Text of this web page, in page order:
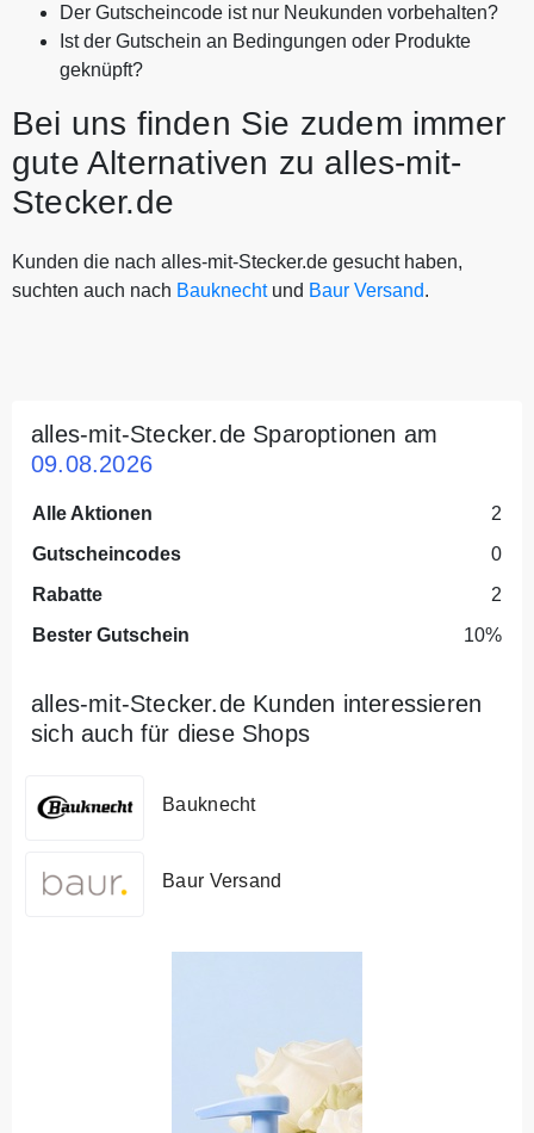
Der Gutscheincode ist nur Neukunden vorbehalten?
Ist der Gutschein an Bedingungen oder Produkte
geknüpft?
Bei uns finden Sie zudem immer
gute Alternativen zu alles-mit-
Stecker.de
Kunden die nach alles-mit-Stecker.de gesucht haben,
suchten auch nach Bauknechtund Baur Versand.
alles-mit-Stecker.de Sparoptionen am
09.08.2026
Alle Aktionen
2
Gutscheincodes
0
Rabatte
2
Bester Gutschein
10%
alles-mit-Stecker.de Kunden interessieren
sich auch für diese Shops
Bauknecht
Baur Versand